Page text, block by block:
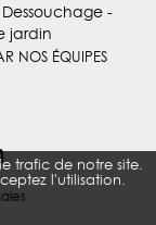
-
jardin
NOS ÉQUIPES
trafic de notre site.
l'utilisation.